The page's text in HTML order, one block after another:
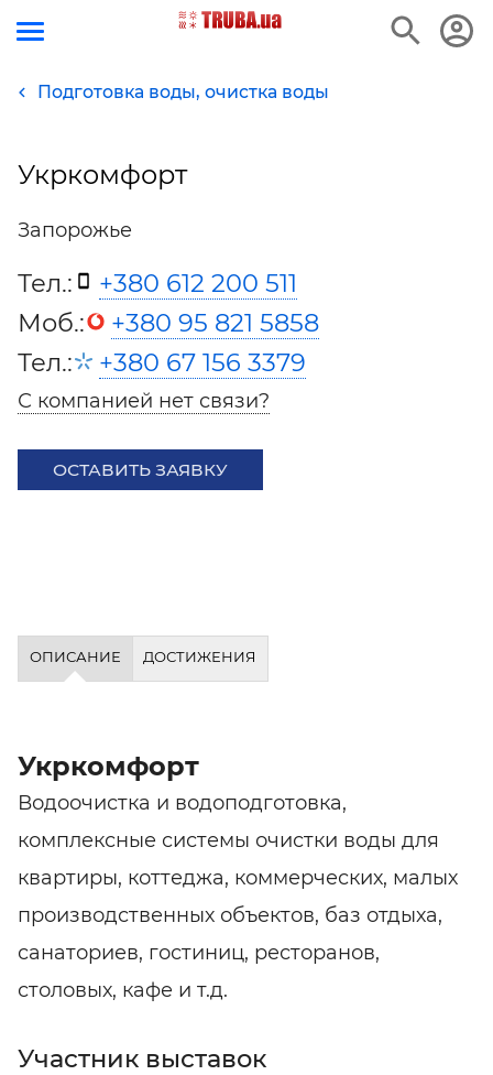
Подготовка воды, очистка воды
Укркомфорт
Запорожье
Тел.:
+380 612 200 511
Моб.:
+380 95 821 5858
Тел.:
+380 67 156 3379
С компанией нет связи?
ОСТАВИТЬ ЗАЯВКУ
ОПИСАНИЕ ДОСТИЖЕНИЯ
Укркомфорт
Водоочистка и водоподготовка,
комплексные системы очистки воды для
квартиры, коттеджа, коммерческих, малых
производственных объектов, баз отдыха,
санаториев, гостиниц, ресторанов,
столовых, кафе и т.д.
Участник выставок